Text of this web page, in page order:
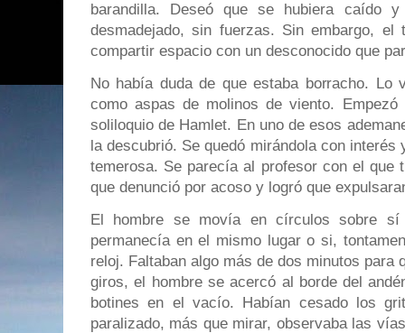
barandilla. Deseó que se hubiera caído
desmadejado, sin fuerzas. Sin embargo,
compartir espacio con un desconocido que
No había duda de que estaba borracho. Lo
como aspas de molinos de viento.
soliloquio de Hamlet. En uno de esos
la descubrió. Se quedó mirándola con
temerosa. Se parecía al profesor con el que
que denunció por acoso y logró que
El hombre se movía en círculos sobre
permanecía en el mismo lugar o si,
reloj. Faltaban algo más de dos minutos para
giros, el hombre se acercó al borde del
botines en el vacío. Habían cesado los
paralizado, más que mirar, observaba las